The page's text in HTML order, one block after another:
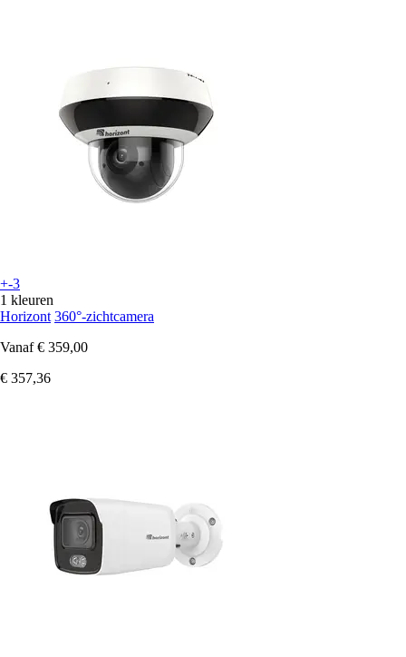
+-3
1 kleuren
Horizont 360°-zichtcamera
Vanaf € 359,00
€ 357,36